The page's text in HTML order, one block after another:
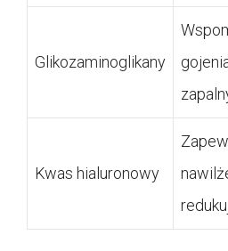
Glikozaminoglikany
Kwas hialuronowy